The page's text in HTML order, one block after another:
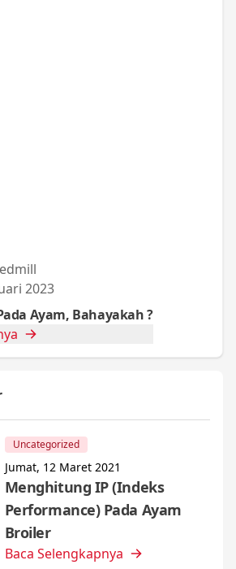
2023
Ayam, Bahayakah ?
Uncategorized
Jumat, 12 Maret 2021
Menghitung IP (Indeks
Performance) Pada Ayam
Broiler
Baca Selengkapnya